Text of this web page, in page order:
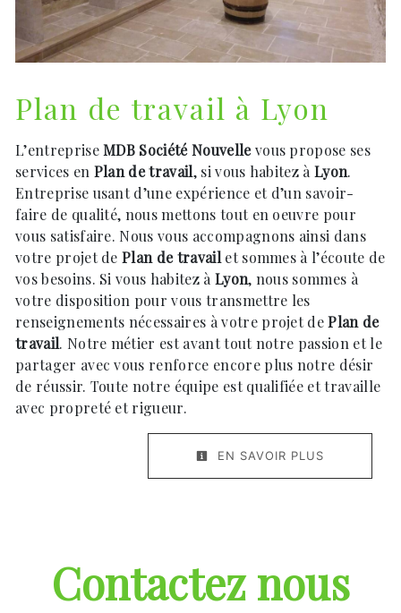
Plan de travail à Lyon
L’entrepriseMDB Société Nouvellevous propose ses
services en Plan de travail, si vous habitez àLyon.
Entreprise usant d’une expérience et d’un savoir-
faire de qualité, nous mettons tout en oeuvre pour
vous satisfaire. Nous vous accompagnons ainsi dans
votre projet dePlan de travail et sommes à l’écoute de
vos besoins. Si vous habitez à Lyon, nous sommes à
votre disposition pour vous transmettre les
renseignements nécessaires à votre projet dePlan de
travail. Notre métier est avant tout notre passion et le
partager avec vous renforce encore plus notre désir
de réussir. Toute notre équipe est qualifiée et travaille
avec propreté et rigueur.
EN SAVOIR PLUS
Contactez nous